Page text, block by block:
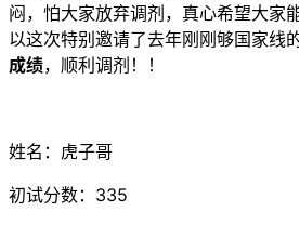
闷，怕大家放弃调剂，真心希望大家
以这次特别邀请了去年刚刚够国家线
成绩，顺利调剂！！
姓名：虎子哥
初试分数：335